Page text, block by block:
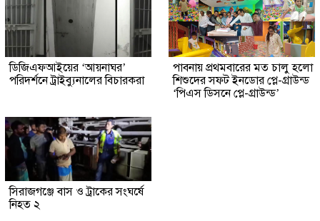
ডিজিএফআইয়ের ‘আয়নাঘর’
পরিদর্শনে ট্রাইব্যুনালের বিচারকরা
পাবনায় প্রথমবারের মত চালু হলো
শিশুদের সফট ইনডোর প্লে-গ্রাউন্ড
‘পিএস ডিসনে প্লে-গ্রাউন্ড’
সিরাজগঞ্জে বাস ও ট্রাকের সংঘর্ষে
নিহত ২